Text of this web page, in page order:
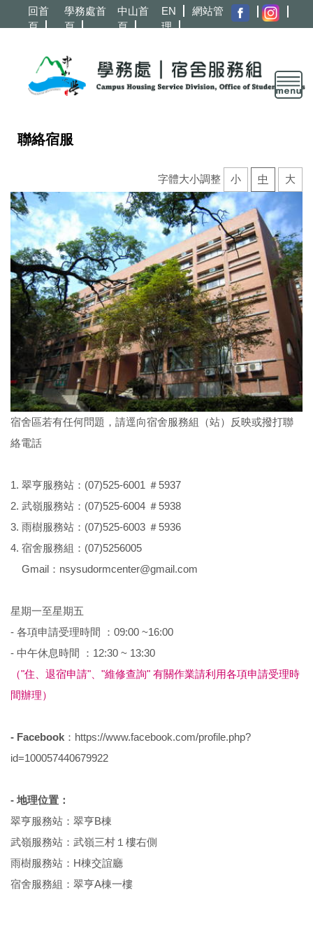
到
回首
頁
學務處首
頁
中山首
頁
EN
網站管
理
聯絡宿服
字體大小調整 小 中 大
宿舍區若有任何問題，請逕向宿舍服務組（站）反映或撥打聯
絡電話
1. 翠亨服務站：(07)525-6001 ＃5937
2. 武嶺服務站：(07)525-6004 ＃5938
3. 雨樹服務站：(07)525-6003 ＃5936
4. 宿舍服務組：(07)5256005
Gmail：nsysudormcenter@gmail.com
星期一至星期五
- 各項申請受理時間 ：09:00 ~16:00
- 中午休息時間 ：12:30 ~ 13:30
（"住、退宿申請"、"維修查詢" 有關作業請利用各項申請受理時
間辦理）
- Facebook ：https://www.facebook.com/profile.php?
id=100057440679922
- 地理位置：
翠亨服務站：翠亨B棟
武嶺服務站：武嶺三村１樓右側
雨樹服務站：H棟交誼廳
宿舍服務組：翠亨A棟一樓